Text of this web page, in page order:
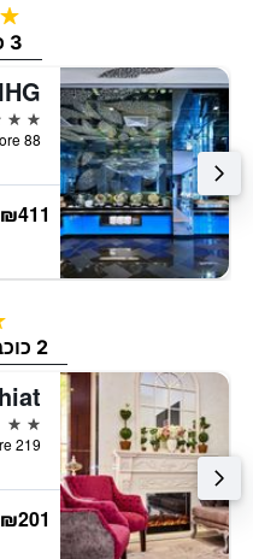
3 כוכבים
3 כוכבים
₪411
2 כוכבים ומטה
2 כוכבים
₪201